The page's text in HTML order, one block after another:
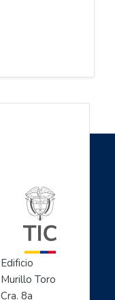
Edificio
Murillo Toro
Cra. 8a